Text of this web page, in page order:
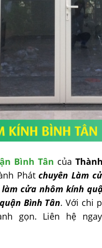
Bình Tân của
Phátchuyên Làm
cửa nhôm kính
Bình Tân. Với chi
gọn. Liên hệ